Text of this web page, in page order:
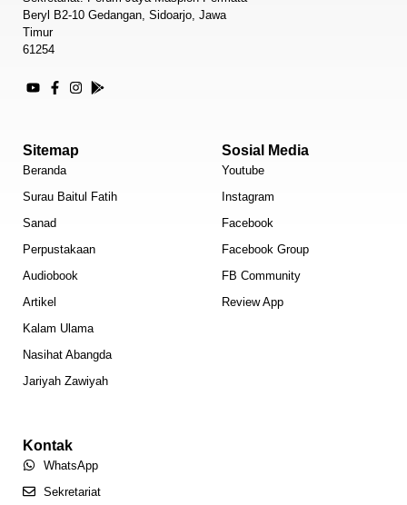
Beryl B2-10 Gedangan, Sidoarjo, Jawa
Timur
61254
Sitemap
Beranda
Surau Baitul Fatih
Sanad
Perpustakaan
Audiobook
Artikel
Kalam Ulama
Nasihat Abangda
Jariyah Zawiyah
Sosial Media
Youtube
Instagram
Facebook
Facebook Group
FB Community
Review App
Kontak
WhatsApp
Sekretariat